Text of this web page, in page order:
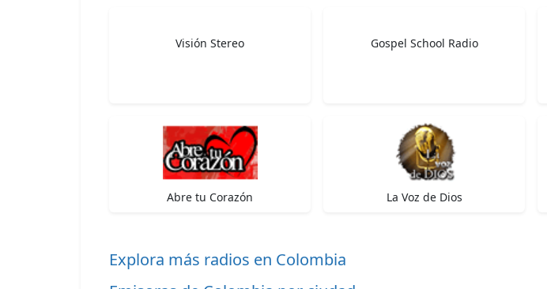
Visión Stereo Gospel School Radio
Abre tu Corazón La Voz de Dios
Explora más radios en Colombia